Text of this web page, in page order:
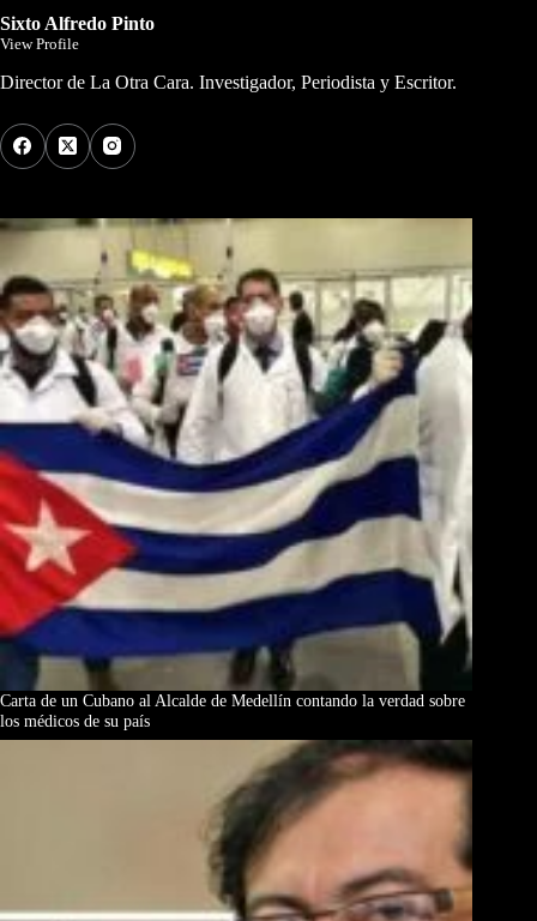
Sixto Alfredo Pinto
View Profile
Director de La Otra Cara. Investigador, Periodista y Escritor.
Carta de un Cubano al Alcalde de Medellín contando la verdad sobre
los médicos de su país